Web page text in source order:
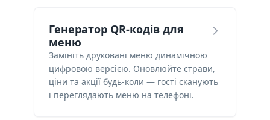
Генератор QR-кодів для
меню
Замініть друковані меню динамічною
цифровою версією. Оновлюйте страви,
ціни та акції будь-коли — гості сканують
і переглядають меню на телефоні.